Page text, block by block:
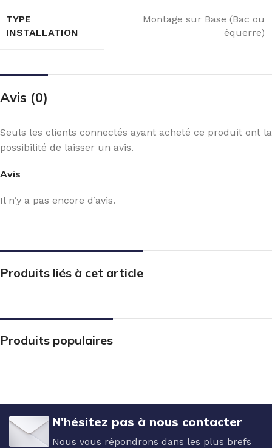
TYPE
INSTALLATION
Montage sur Base (Bac ou
équerre)
Avis (0)
Avis
Il n’y a pas encore d’avis.
Seuls les clients connectés ayant acheté ce produit ont la
possibilité de laisser un avis.
Produits liés à cet article
Produits populaires
N'hésitez pas à nous contacter
Nous vous répondrons dans les plus brefs